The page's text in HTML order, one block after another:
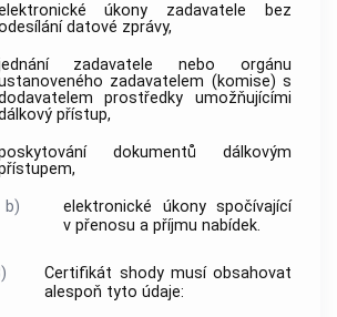
úkony zadavatele bez
datové zprávy,
zadavatele nebo orgánu
zadavatelem (komise) s
prostředky umožňujícími
přístup,
dokumentů dálkovým
b)
elektronické úkony spočívající
v přenosu a příjmu nabídek.
Certifikát shody musí obsahovat
alespoň tyto údaje: